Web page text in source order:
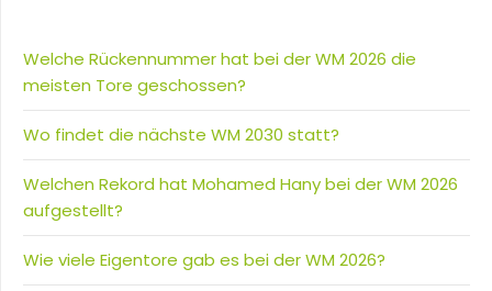
Welche Rückennummer hat bei der WM 2026 die
meisten Tore geschossen?
Wo findet die nächste WM 2030 statt?
Welchen Rekord hat Mohamed Hany bei der WM 2026
aufgestellt?
Wie viele Eigentore gab es bei der WM 2026?